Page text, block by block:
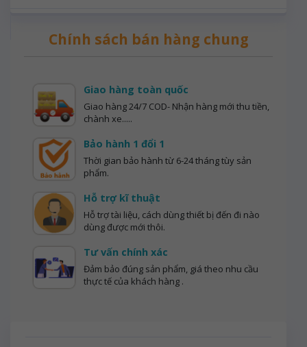
Chính sách bán hàng chung
Giao hàng toàn quốc
Giao hàng 24/7 COD- Nhận hàng mới thu tiền,
chành xe.....
Bảo hành 1 đổi 1
Thời gian bảo hành từ 6-24 tháng tùy sản
phẩm.
Hỗ trợ kĩ thuật
Hỗ trợ tài liệu, cách dùng thiết bị đến đi nào
dùng được mới thôi.
Tư vấn chính xác
Đảm bảo đúng sản phẩm, giá theo nhu cầu
thực tế của khách hàng .